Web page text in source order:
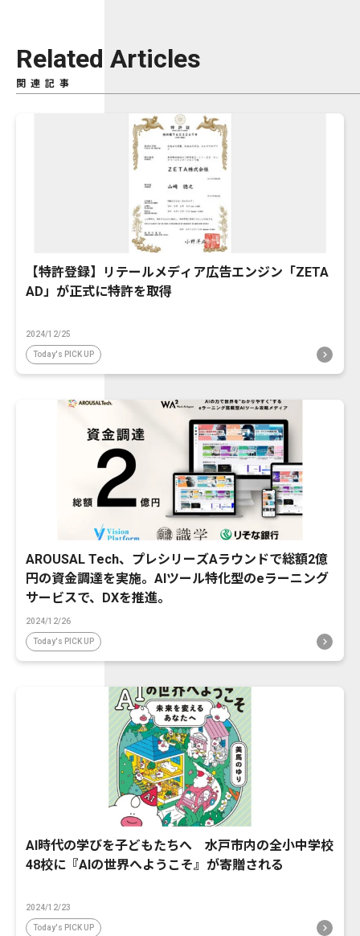
Related Articles
関連記事
【特許登録】リテールメディア広告エンジン「ZETA
AD」が正式に特許を取得
2024/12/25
Today's PICK UP
AROUSAL Tech、プレシリーズAラウンドで総額2億
円の資金調達を実施。AIツール特化型のeラーニング
サービスで、DXを推進。
2024/12/26
Today's PICK UP
AI時代の学びを子どもたちへ 水戸市内の全小中学校
48校に『AIの世界へようこそ』が寄贈される
2024/12/23
Today's PICK UP